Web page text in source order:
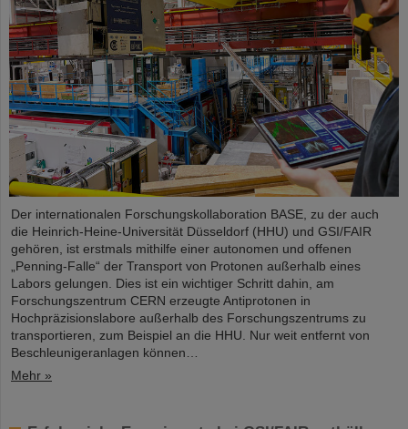
Der internationalen Forschungskollaboration BASE, zu der auch
die Heinrich-Heine-Universität Düsseldorf (HHU) und GSI/FAIR
gehören, ist erstmals mithilfe einer autonomen und offenen
„Penning-Falle“ der Transport von Protonen außerhalb eines
Labors gelungen. Dies ist ein wichtiger Schritt dahin, am
Forschungszentrum CERN erzeugte Antiprotonen in
Hochpräzisionslabore außerhalb des Forschungszentrums zu
transportieren, zum Beispiel an die HHU. Nur weit entfernt von
Beschleunigeranlagen können…
Mehr »